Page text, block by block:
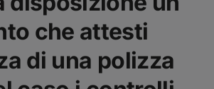
che attesti
di una polizza